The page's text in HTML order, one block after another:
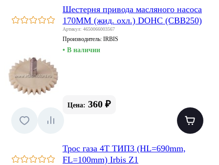
Шестерня привода масляного насоса
170MM (жид. охл.) DOHC (CBB250)
Артикул: 4650066003567
Производитель: IRBIS
• В наличии
Цена: 360 ₽
Трос газа 4Т ТИП3 (HL=690mm,
FL=100mm) Irbis Z1